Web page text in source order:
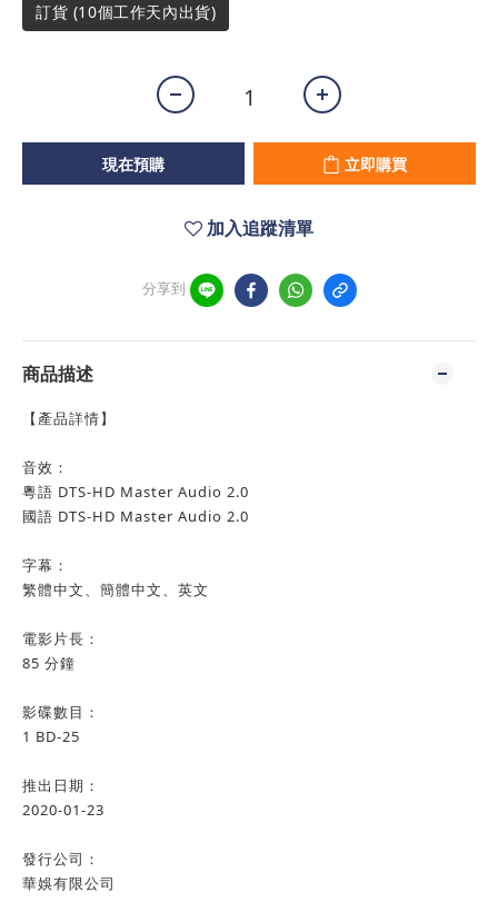
訂貨 (10個工作天內出貨)
現在預購 立即購買
加入追蹤清單
分享到
商品描述
【產品詳情】
音效：
粵語 DTS-HD Master Audio 2.0
國語 DTS-HD Master Audio 2.0
字幕：
繁體中文、簡體中文、英文
電影片長：
85 分鐘
影碟數目：
1 BD-25
推出日期：
2020-01-23
發行公司：
華娛有限公司